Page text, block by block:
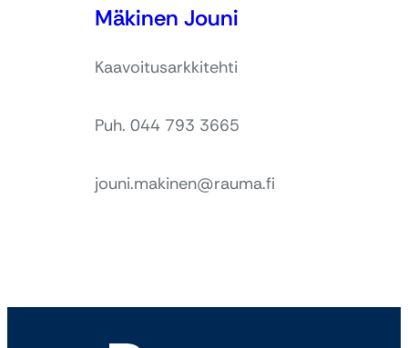
Mäkinen Jouni
Kaavoitusarkkitehti
Puh. 044 793 3665
jouni.makinen@rauma.fi